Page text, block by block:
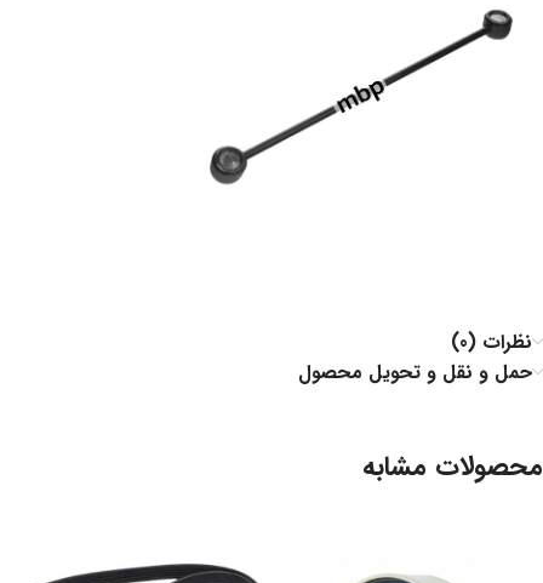
نظرات (0)
حمل و نقل و تحویل محصول
محصولات مشابه